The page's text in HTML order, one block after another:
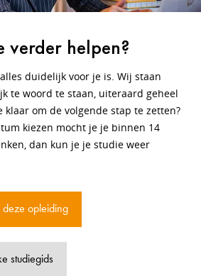
verder helpen?
duidelijk voor je is. Wij staan
te woord te staan, uiteraard geheel
om de volgende stap te zetten?
kiezen mocht je je binnen 14
dan kun je je studie weer
deze opleiding
studiegids